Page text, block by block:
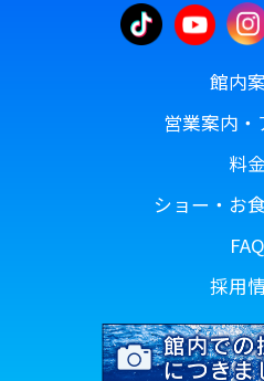
館内
営業案内・
料金
ショー・お
FAQ
採用